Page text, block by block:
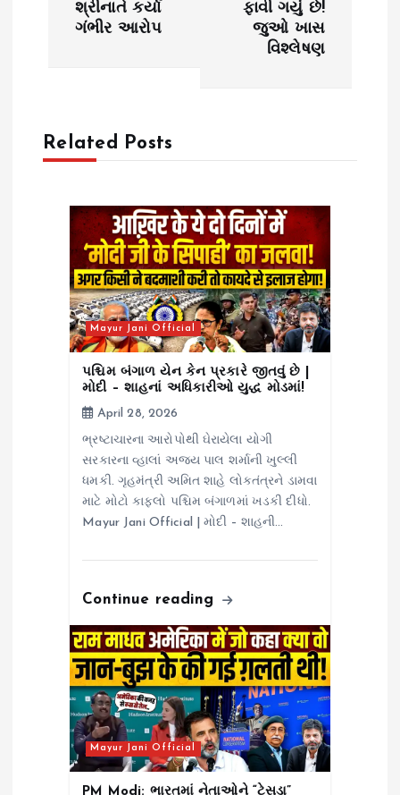
શ્રીનાતે કર્યા
ગંભીર આરોપ
ફાવી ગયું છે!
જુઓ ખાસ
વિશ્લેષણ
Related Posts
Mayur Jani Official
પશ્ચિમ બંગાળ યેન કેન પ્રકારે જીતવું છે |
મોદી – શાહનાં અધિકારીઓ યુદ્ધ મોડમાં!
April 28, 2026
ભ્રષ્ટાચારના આરોપોથી ઘેરાયેલા યોગી
સરકારના વ્હાલાં અજય પાલ શર્માની ખુલ્લી
ધમકી. ગૃહમંત્રી અમિત શાહે લોકતંત્રને ડામવા
માટે મોટો કાફલો પશ્ચિમ બંગાળમાં ખડકી દીધો.
Mayur Jani Official | મોદી – શાહની…
Continue reading
Mayur Jani Official
PM Modi: ભારતમાં નેતાઓને “ટેસડા”